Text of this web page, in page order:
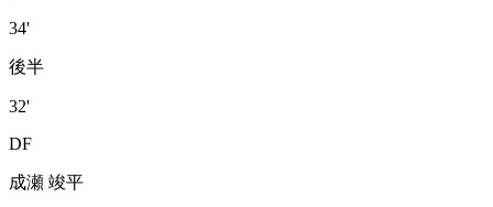
34'
後半
32'
DF
成瀬 竣平